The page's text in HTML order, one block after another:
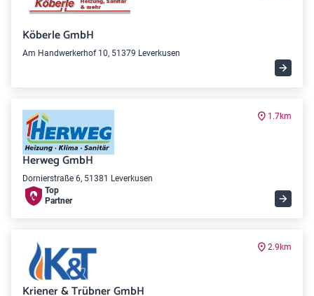
Köberle GmbH
Am Handwerkerhof 10, 51379 Leverkusen
1.7km
Herweg GmbH
Dornierstraße 6, 51381 Leverkusen
Top
Partner
2.9km
Kriener & Trübner GmbH